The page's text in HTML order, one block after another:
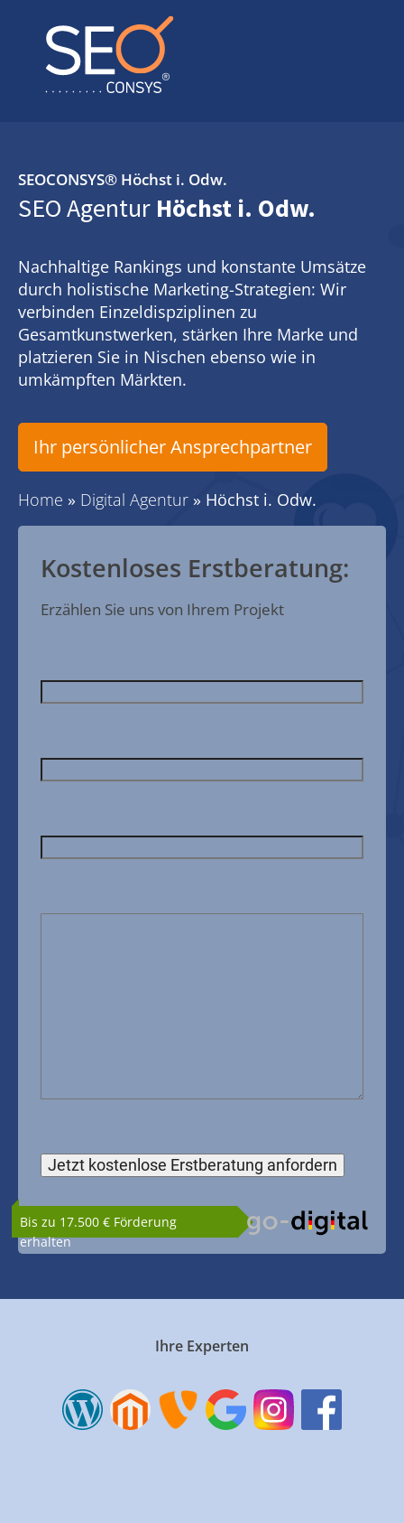
SEOCONSYS® Höchst i. Odw.
SEO Agentur Höchst i. Odw.
Nachhaltige Rankings und konstante Umsätze
durch holistische Marketing-Strategien: Wir
verbinden Einzeldispziplinen zu
Gesamtkunstwerken, stärken Ihre Marke und
platzieren Sie in Nischen ebenso wie in
umkämpften Märkten.
Ihr persönlicher Ansprechpartner
Home » Digital Agentur » Höchst i. Odw.
Kostenloses Erstberatung:
Erzählen Sie uns von Ihrem Projekt
Bis zu 17.500 € Förderung
erhalten
Ihre Experten